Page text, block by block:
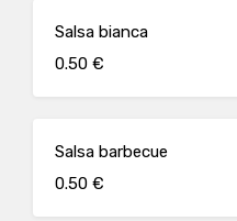
Salsa bianca
0.50 €
Salsa barbecue
0.50 €